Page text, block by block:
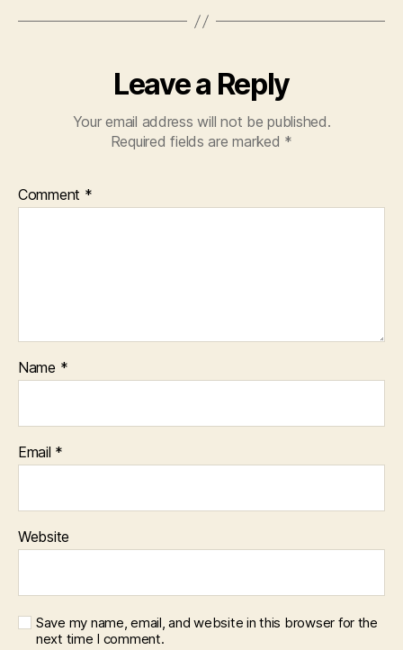
Leave a Reply
Your email address will not be published.
Required fields are marked *
Comment *
Name *
Email *
Website
Save my name, email, and website in this browser for the
next time I comment.